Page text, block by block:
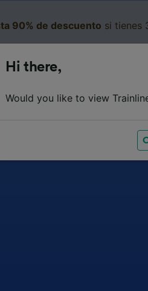
90% de descuento si tienes
Hi there,
Would you like to view